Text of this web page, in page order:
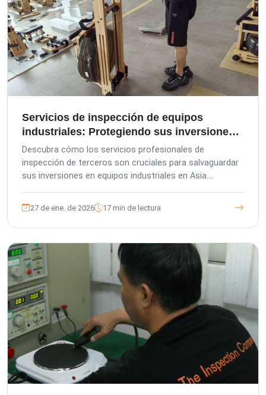
cliente.
Servicios de inspección de equipos
industriales: Protegiendo sus inversiones
en Asia
Descubra cómo los servicios profesionales de
inspección de terceros son cruciales para salvaguardar
sus inversiones en equipos industriales en Asia.
de los estándares de calidad alemanes y las soluciones
a medida para minimizar riesgos, garantizar el
cumplimiento y aumentar la eficiencia de su cadena de
suministro.
27 de ene. de 2026 17 min de lectura